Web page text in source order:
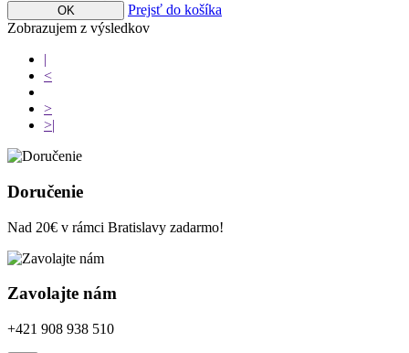
OK
Prejsť do košíka
Zobrazujem z výsledkov
|
<
>
>|
Doručenie
Nad 20€ v rámci Bratislavy zadarmo!
Zavolajte nám
+421 908 938 510